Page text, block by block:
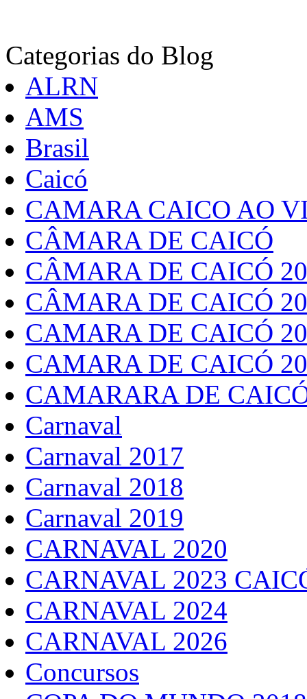
Categorias do Blog
ALRN
AMS
Brasil
Caicó
CAMARA CAICO AO
CÂMARA DE CAICÓ
CÂMARA DE CAICÓ
CÂMARA DE CAICÓ
CAMARA DE CAICÓ
CAMARA DE CAICÓ
CAMARARA DE
Carnaval
Carnaval 2017
Carnaval 2018
Carnaval 2019
CARNAVAL 2020
CARNAVAL 2023
CARNAVAL 2024
CARNAVAL 2026
Concursos